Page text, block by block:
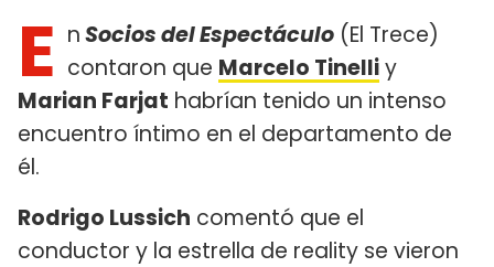
E nSocios del Espectáculo (El Trece)
contaron que Marcelo Tinelliy
Marian Farjat habrían tenido un intenso
encuentro íntimo en el departamento de
él.
Rodrigo Lussich comentó que el
conductor y la estrella de reality se vieron